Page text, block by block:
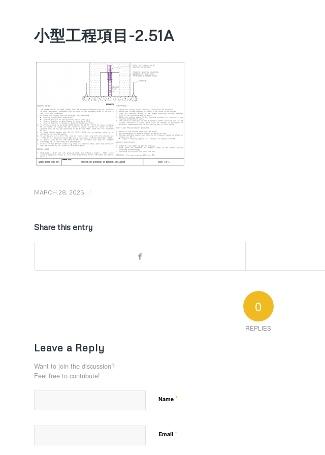
小型工程項目-2.51A
MARCH 28, 2023 /
Share this entry
0
REPLIES
Leave a Reply
Want to join the discussion?
Feel free to contribute!
Name *
Email *